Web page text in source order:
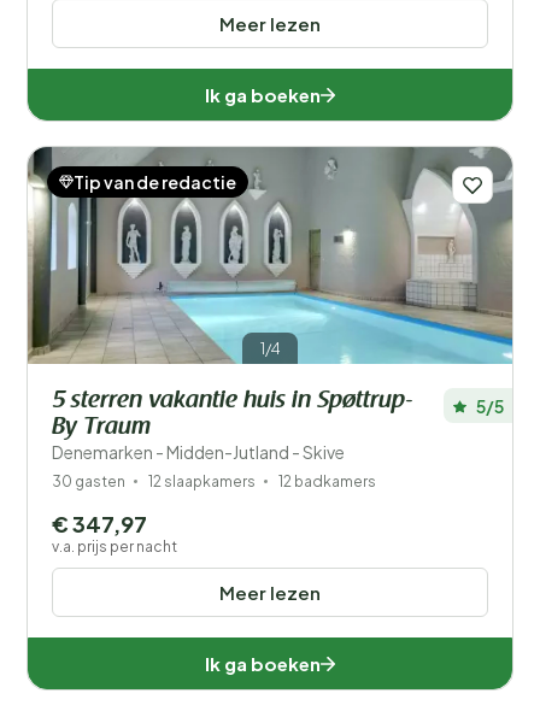
Meer lezen
Ik ga boeken
1/4
Tip van de redactie
5 sterren vakantie huis in Spøttrup-
By Traum
Denemarken - Midden-Jutland - Skive
5/5
30 gasten 12 slaapkamers 12 badkamers
Meer lezen
€ 347,97
v.a. prijs per nacht
Ik ga boeken